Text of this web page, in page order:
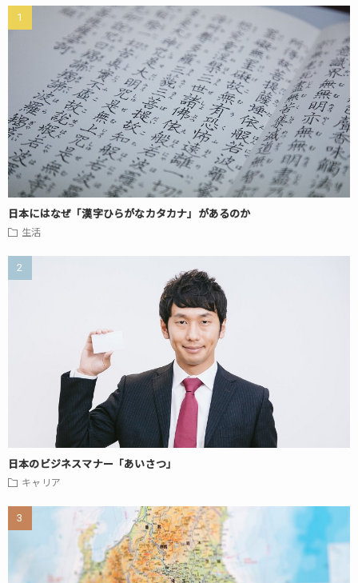
日本にはなぜ「漢字ひらがなカタカナ」があるのか
生活
日本のビジネスマナー「あいさつ」
キャリア